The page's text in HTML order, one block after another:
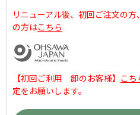
リニューアル後、初回ご注文の
の方はこちら
【初回ご利用 卸のお客様】 こち
定をお願いします。